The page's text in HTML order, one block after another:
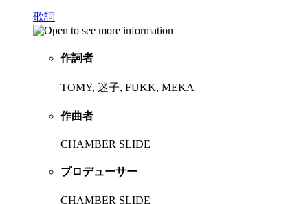
歌詞
作詞者
TOMY, 迷子, FUKK, MEKA
作曲者
CHAMBER SLIDE
プロデューサー
CHAMBER SLIDE